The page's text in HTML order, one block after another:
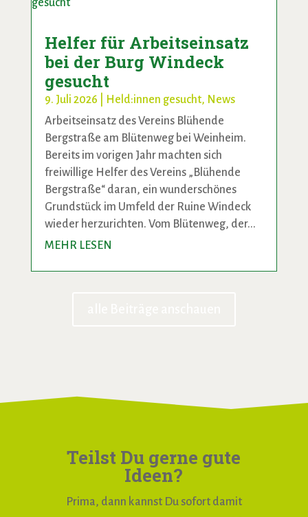
Helfer für Arbeitseinsatz
bei der Burg Windeck
gesucht
9. Juli 2026 Held:innen gesucht, News
Arbeitseinsatz des Vereins Blühende
Bergstraße am Blütenweg bei Weinheim.
Bereits im vorigen Jahr machten sich
freiwillige Helfer des Vereins „Blühende
Bergstraße“ daran, ein wunderschönes
Grundstück im Umfeld der Ruine Windeck
wieder herzurichten. Vom Blütenweg, der...
MEHR LESEN
Teilst Du gerne gute
Ideen?
Prima, dann kannst Du sofort damit